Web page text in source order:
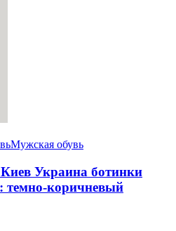
Мужская обувь
Украина ботинки
темно-коричневый